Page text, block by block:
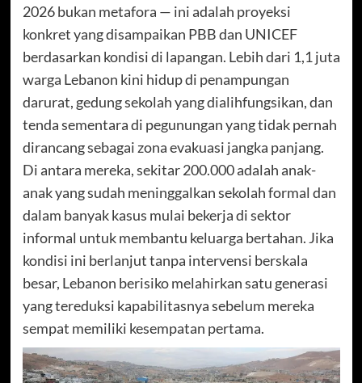
2026 bukan metafora — ini adalah proyeksi
konkret yang disampaikan PBB dan UNICEF
berdasarkan kondisi di lapangan. Lebih dari 1,1 juta
warga Lebanon kini hidup di penampungan
darurat, gedung sekolah yang dialihfungsikan, dan
tenda sementara di pegunungan yang tidak pernah
dirancang sebagai zona evakuasi jangka panjang.
Di antara mereka, sekitar 200.000 adalah anak-
anak yang sudah meninggalkan sekolah formal dan
dalam banyak kasus mulai bekerja di sektor
informal untuk membantu keluarga bertahan. Jika
kondisi ini berlanjut tanpa intervensi berskala
besar, Lebanon berisiko melahirkan satu generasi
yang tereduksi kapabilitasnya sebelum mereka
sempat memiliki kesempatan pertama.